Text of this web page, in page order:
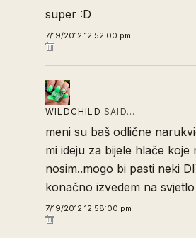
super :D
7/19/2012 12:52:00 pm
WILDCHILD SAID…
meni su baš odlične
mi ideju za bijele hlače koje
nosim..mogo bi pasti neki
konačno izvedem na
7/19/2012 12:58:00 pm